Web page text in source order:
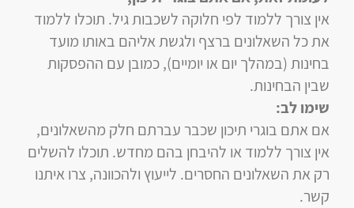
אין צורך ללמוד לפי חלוקה לשכבות גיל. תוכלו ללמוד
את כל השאלונים ברצף ולגשת אליהם באותו מועד
בחינות (במהלך יום או יומיים), כמובן עם ההפסקות
שבין הבחינות.
שימו לב:
אם אתם בוגרי תיכון שכבר עברתם חלק מהשאלונים,
אין צורך ללמוד או להיבחן בהם מחדש. תוכלו להשלים
רק את השאלונים החסרים. לייעוץ ולהכוונה, צרו איתנו
קשר.